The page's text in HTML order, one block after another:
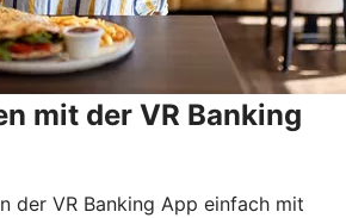
mit der VR Banking
der VR Banking App einfach mit